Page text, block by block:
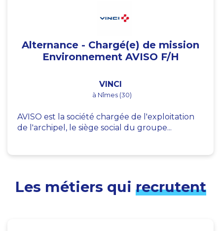
Alternance - Chargé(e) de mission
Environnement AVISO F/H
VINCI
à Nîmes (30)
AVISO est la société chargée de l'exploitation
de l'archipel, le siège social du groupe...
Les métiers qui recrutent